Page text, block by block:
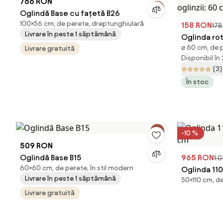
Oglindă Base cu fațetă B26
100×56 cm, de perete, dreptunghiulară
Livrare în peste 1 săptămână
Livrare gratuită
158 RON
Oglinda
aurie -
oglinzii: 60
⌀ 60 cm, de
Disponibil în
(3)
În stoc
509 RON
Oglindă Base B15
60×60 cm, de perete, în stil modern
Livrare în peste 1 săptămână
Livrare gratuită
-10 %
965 RON
Oglinda
cm
50×110 cm,